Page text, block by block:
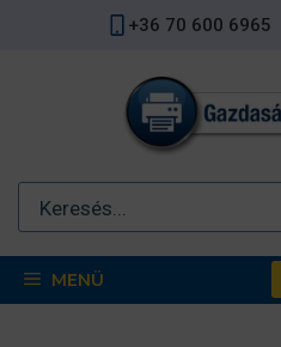
+36 70 600 6965
MENÜ